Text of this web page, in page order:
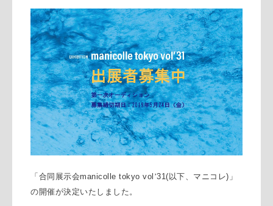
「合同展示会manicolle tokyo vol ’31( 以下、マニコレ) 」
の開催が決定いたしました。